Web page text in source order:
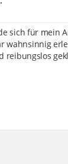
sich für mein
wahnsinnig
reibungslos